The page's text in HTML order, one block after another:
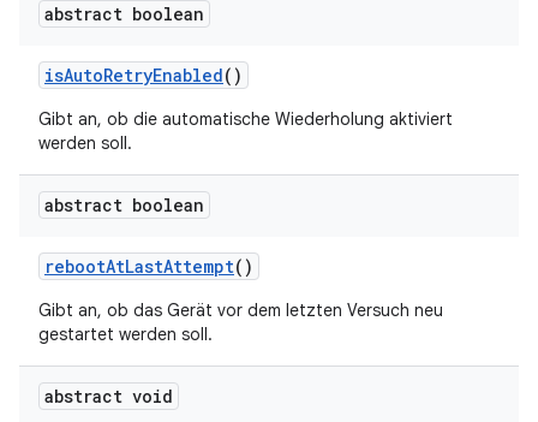
abstract boolean
isAutoRetryEnabled()
Gibt an, ob die automatische Wiederholung aktiviert
werden soll.
abstract boolean
rebootAtLastAttempt()
Gibt an, ob das Gerät vor dem letzten Versuch neu
gestartet werden soll.
abstract void